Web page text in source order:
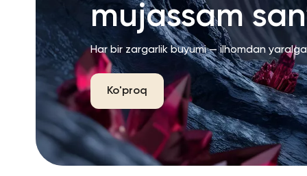
mujassam
Har bir zargarlik buyumi — ilhomdan
Ko'proq